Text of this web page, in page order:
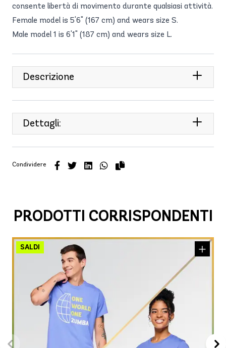
consente libertà di movimento durante qualsiasi attività.
Female model is 5'6" (167 cm) and wears size S.
Male model 1 is 6'1" (187 cm) and wears size L.
Descrizione
Dettagli:
Condividere
PRODOTTI CORRISPONDENTI